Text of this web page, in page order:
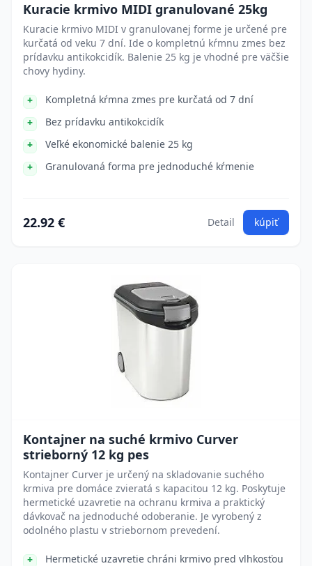
Kuracie krmivo MIDI granulované 25kg
Kuracie krmivo MIDI v granulovanej forme je určené pre
kurčatá od veku 7 dní. Ide o kompletnú kŕmnu zmes bez
prídavku antikokcidík. Balenie 25 kg je vhodné pre väčšie
chovy hydiny.
Kompletná kŕmna zmes pre kurčatá od 7 dní
Bez prídavku antikokcidík
Veľké ekonomické balenie 25 kg
Granulovaná forma pre jednoduché kŕmenie
22.92 € Detail kúpiť
Kontajner na suché krmivo Curver
strieborný 12 kg pes
Kontajner Curver je určený na skladovanie suchého
krmiva pre domáce zvieratá s kapacitou 12 kg. Poskytuje
hermetické uzavretie na ochranu krmiva a praktický
dávkovač na jednoduché odoberanie. Je vyrobený z
odolného plastu v striebornom prevedení.
Hermetické uzavretie chráni krmivo pred vlhkosťou